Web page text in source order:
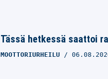
Tässä hetkessä saattoi
MOOTTORIURHEILU